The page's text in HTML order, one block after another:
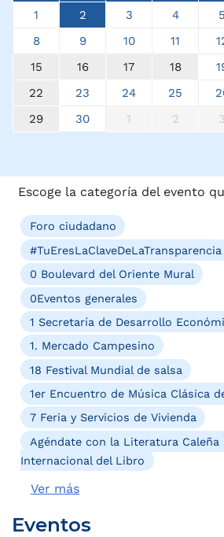
1
2 3 4 5
8
9 10 11
15
16 17 18
22
23 24 25
29
30 1 2 3
Escoge la categoría del evento
Foro ciudadano
#TuEresLaClaveDeLaTransparencia
0 Boulevard del Oriente Mural
0Eventos generales
1 Secretaría de Desarrollo
1. Mercado Campesino
18 Festival Mundial de salsa
1er Encuentro de Música Clásica
7 Feria y Servicios de Vivienda
Agéndate con la Literatura Caleña
Internacional del Libro
Ver más
Eventos